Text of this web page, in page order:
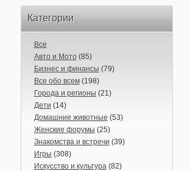
Категории
Все
Авто и Мото(85)
Бизнес и финансы (79)
Все обо всем(198)
Города и регионы (21)
Дети (14)
Домашние животные (53)
Женские форумы (25)
Знакомства и встречи (39)
Игры (308)
Искусство и культура(82)